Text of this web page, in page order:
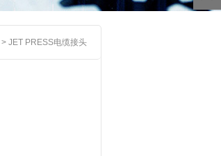
> JET PRESS电缆接头